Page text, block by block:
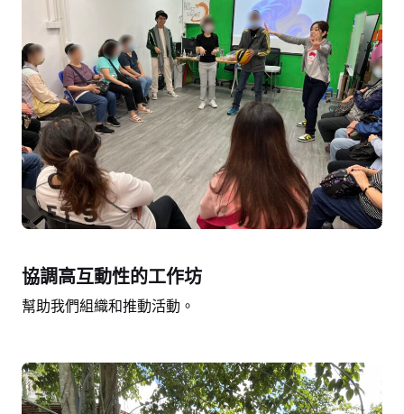
協調高互動性的工作坊
幫助我們組織和推動活動。